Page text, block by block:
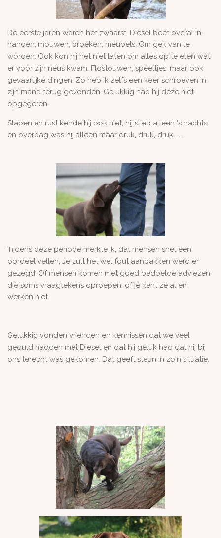
De eerste jaren waren het zwaarst, Diesel beet overal in,
handen, mouwen, broeken, meubels. Om gek van te
worden. Ook kon hij het niet laten om alles op te eten wat
er voor zijn neus kwam. Flostouwen, speeltjes, maar ook
gevaarlijke dingen. Zo heb ik zelfs een keer schroeven in
zijn mand terug gevonden. Gelukkig had hij deze niet
opgegeten.
Slapen en rust kende hij ook niet, hij sliep alleen 's nachts
en overdag was hij alleen maar druk, druk, druk.......
Tijdens deze periode merkte ik, dat mensen snel een
oordeel vellen, Je zult het wel fout aanpakken werd er
gezegd. Of mensen komen met goed bedoelde adviezen,
die soms vraagtekens oproepen, of je kent ze al en
werken niet.
Gelukkig vonden vrienden en kennissen dat we veel
geduld hadden met Diesel en dat hij geluk had dat hij bij
ons terecht was gekomen. Dat geeft steun in zo'n situatie.